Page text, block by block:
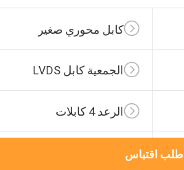
كابل محوري صغير
الجمعية كابل LVDS
الرعد 4 كابلات
طلب اقتباس